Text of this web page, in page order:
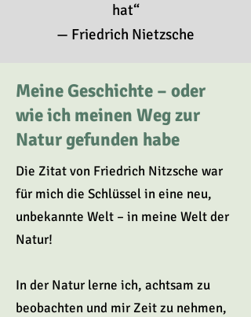
hat“
— Friedrich Nietzsche
Meine Geschichte – oder
wie ich meinen Weg zur
Natur gefunden habe
Die Zitat von Friedrich Nitzsche war
für mich die Schlüssel in eine neu,
unbekannte Welt – in meine Welt der
Natur!
In der Natur lerne ich, achtsam zu
beobachten und mir Zeit zu nehmen,